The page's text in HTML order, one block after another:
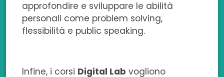
approfondire e sviluppare le abilità
personali come problem solving,
flessibilità e public speaking.
Infine, i corsi Digital Lab vogliono